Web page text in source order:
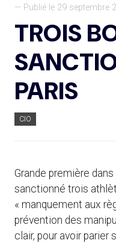
— Publié le 29 septembre
TROIS
PARIS
CIO
Grande première
sanctionné trois
« manquement aux
prévention des
clair, pour avoir parier